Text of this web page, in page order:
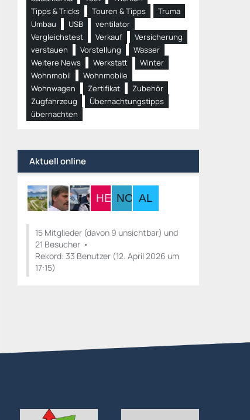
Tipps & Tricks
Touren & Tipps
Truma
Umbau
USB
ventilator
Vergleichstest
Verkauf
Versicherung
verstauen
Vorstellung
Wasser
Weitere News
Werkstatt
Winter
Wohnmobil
Wohnmobile
Wohnwagen
Zertifikat
Zubehör
Zugfahrzeug
Übernachtungstipps
übernachten
Aktuell online
15 Mitglieder (davon 9 unsichtbar) und
21 Besucher
Rekord: 33 Benutzer (12. April 2026 um
17:15)